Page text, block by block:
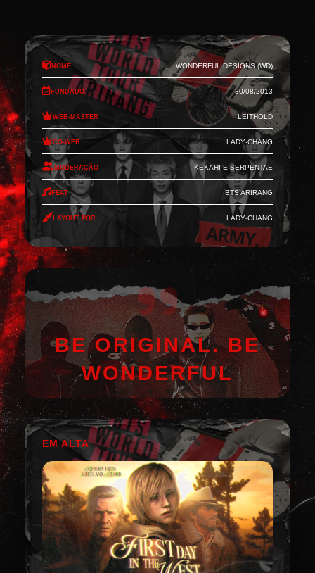
Nome Wonderful Designs (WD)
Fundado 30/08/2013
Web-Master Leithold
Co-Web Lady-Chang
Moderação Kekahi e Serpentae
Feat BTS Arirang
Layout por Lady-Chang
BE ORIGINAL. BE
WONDERFUL
EM ALTA